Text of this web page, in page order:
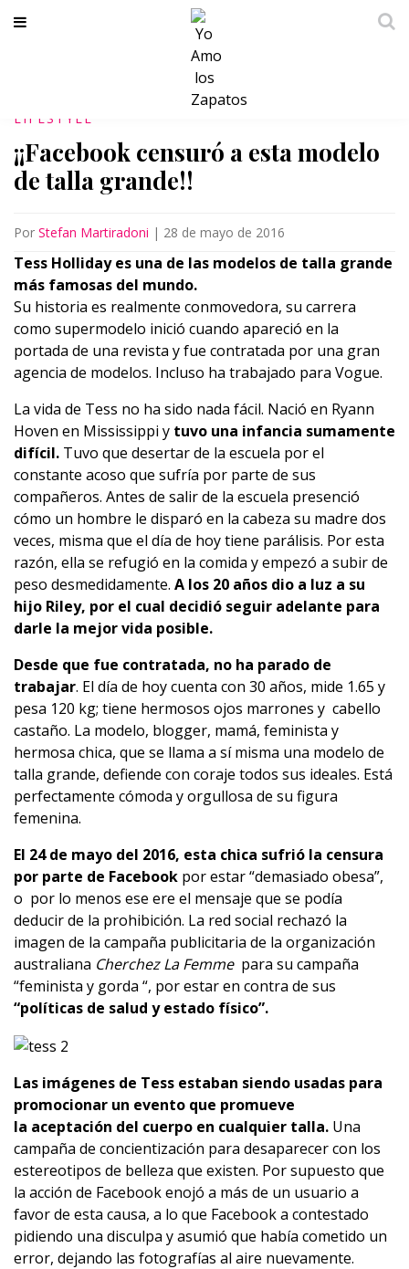
LIFESTYLE
¡¡Facebook censuró a esta modelo
de talla grande!!
Por Stefan Martiradoni | 28 de mayo de 2016
Tess Holliday es una de las modelos de talla grande
más famosas del mundo.
Su historia es realmente conmovedora, su carrera
como supermodelo inició cuando apareció en la
portada de una revista y fue contratada por una gran
agencia de modelos. Incluso ha trabajado para Vogue.
La vida de Tess no ha sido nada fácil. Nació en Ryann
Hoven en Mississippi y tuvo una infancia sumamente
difícil. Tuvo que desertar de la escuela por el
constante acoso que sufría por parte de sus
compañeros. Antes de salir de la escuela presenció
cómo un hombre le disparó en la cabeza su madre dos
veces, misma que el día de hoy tiene parálisis. Por esta
razón, ella se refugió en la comida y empezó a subir de
peso desmedidamente. A los 20 años dio a luz a su
hijo Riley, por el cual decidió seguir adelante para
darle la mejor vida posible.
Desde que fue contratada, no ha parado de
trabajar. El día de hoy cuenta con 30 años, mide 1.65 y
pesa 120 kg; tiene hermosos ojos marrones y cabello
castaño. La modelo, blogger, mamá, feminista y
hermosa chica, que se llama a sí misma una modelo de
talla grande, defiende con coraje todos sus ideales. Está
perfectamente cómoda y orgullosa de su figura
femenina.
El 24 de mayo del 2016, esta chica sufrió la censura
por parte de Facebook por estar “demasiado obesa”,
o por lo menos ese ere el mensaje que se podía
deducir de la prohibición. La red social rechazó la
imagen de la campaña publicitaria de la organización
australiana Cherchez La Femme para su campaña
“feminista y gorda “, por estar en contra de sus
“políticas de salud y estado físico”.
Las imágenes de Tess estaban siendo usadas para
promocionar un evento que promueve
la aceptación del cuerpo en cualquier talla. Una
campaña de concientización para desaparecer con los
estereotipos de belleza que existen. Por supuesto que
la acción de Facebook enojó a más de un usuario a
favor de esta causa, a lo que Facebook a contestado
pidiendo una disculpa y asumió que había cometido un
error, dejando las fotografías al aire nuevamente.